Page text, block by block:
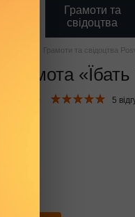
Грамоти та
свідоцтва
Грамоти та свідоцтва
5